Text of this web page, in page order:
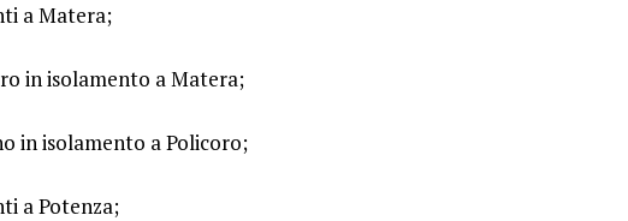
a Matera;
in isolamento a Matera;
in isolamento a Policoro;
a Potenza;